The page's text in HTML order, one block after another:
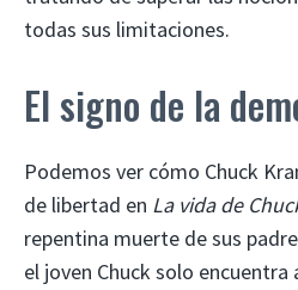
todas sus limitaciones.
El signo de la
Podemos ver cómo Chuck
de libertad en La vida de
repentina muerte de sus
el joven Chuck solo